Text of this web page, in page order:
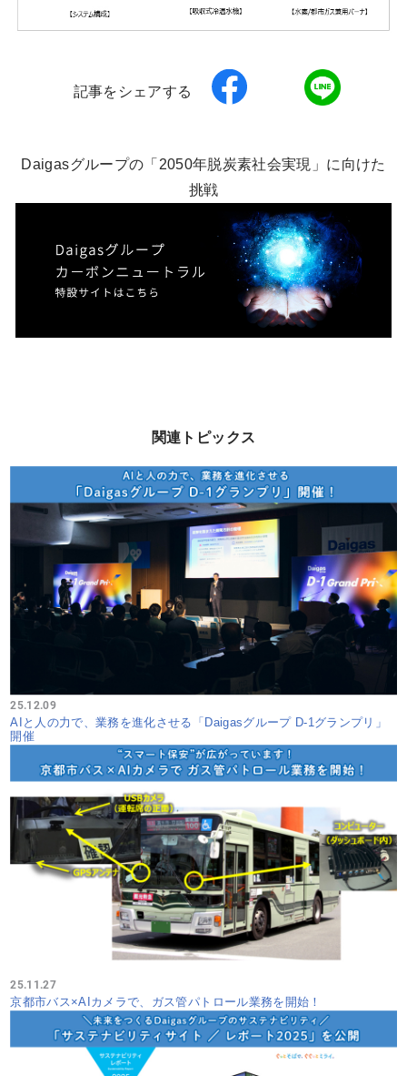
記事をシェアする
Daigasグループの「2050年脱炭素社会実現」に向けた
挑戦
関連トピックス
25.12.09
AIと人の力で、業務を進化させる「Daigasグループ D-1グランプリ」
開催
25.11.27
京都市バス×AIカメラで、ガス管パトロール業務を開始！